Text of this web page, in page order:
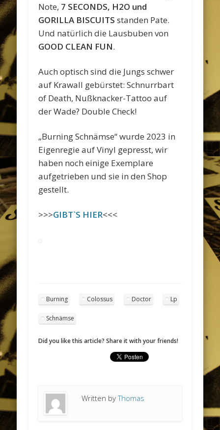
Note, 7 SECONDS, H2O und
GORILLA BISCUITSstanden Pate.
Und natürlich die Lausbuben von
GOOD CLEAN FUN.
Auch optisch sind die Jungs schwer
auf Krawall gebürstet: Schnurrbart
of Death, Nußknacker-Tattoo auf
der Wade? Double Check!
„Burning Schnämse“ wurde 2023 in
Eigenregie auf Vinyl gepresst, wir
haben noch einige Exemplare
aufgetrieben und sie in den Shop
gestellt.
>>>GIBT`S HIER<<<
Burning Colossus Doctor Lp
Schnämse
Did you like this article? Share it with your friends!
Written byThomas